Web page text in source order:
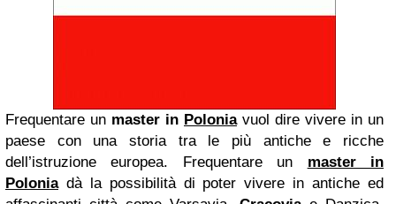
Frequentare un master in Poloniavuol dire vivere in un
paese con una storia tra le più antiche e ricche
dell’istruzione europea. Frequentare un master in
Poloniadà la possibilità di poter vivere in antiche ed